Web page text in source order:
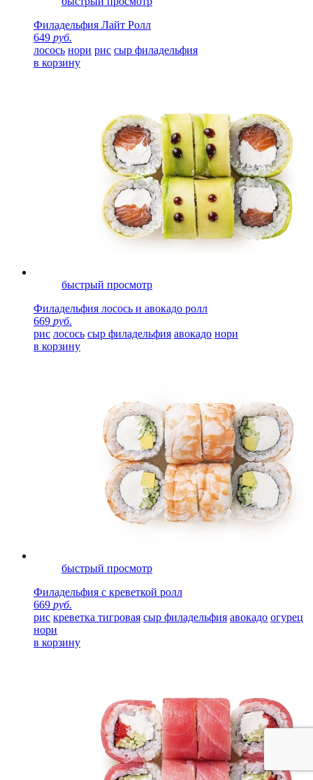
Филадельфия Лайт Ролл
649 руб.
лосось нори рис сыр филадельфия
в корзину
быстрый просмотр
Филадельфия лосось и авокадо ролл
669 руб.
рис лосось сыр филадельфия авокадо нори
в корзину
быстрый просмотр
Филадельфия с креветкой ролл
669 руб.
рис креветка тигровая сыр филадельфия авокадо огурец
нори
в корзину